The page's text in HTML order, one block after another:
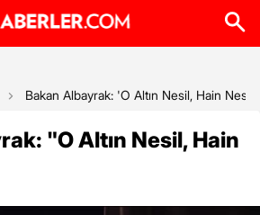
Bakan Albayrak: 'O Altın Nesil, Hain Nesil
"O Altın Nesil, Hain